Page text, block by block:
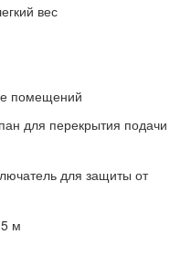
вес
помещений
для перекрытия подачи
для защиты от
м